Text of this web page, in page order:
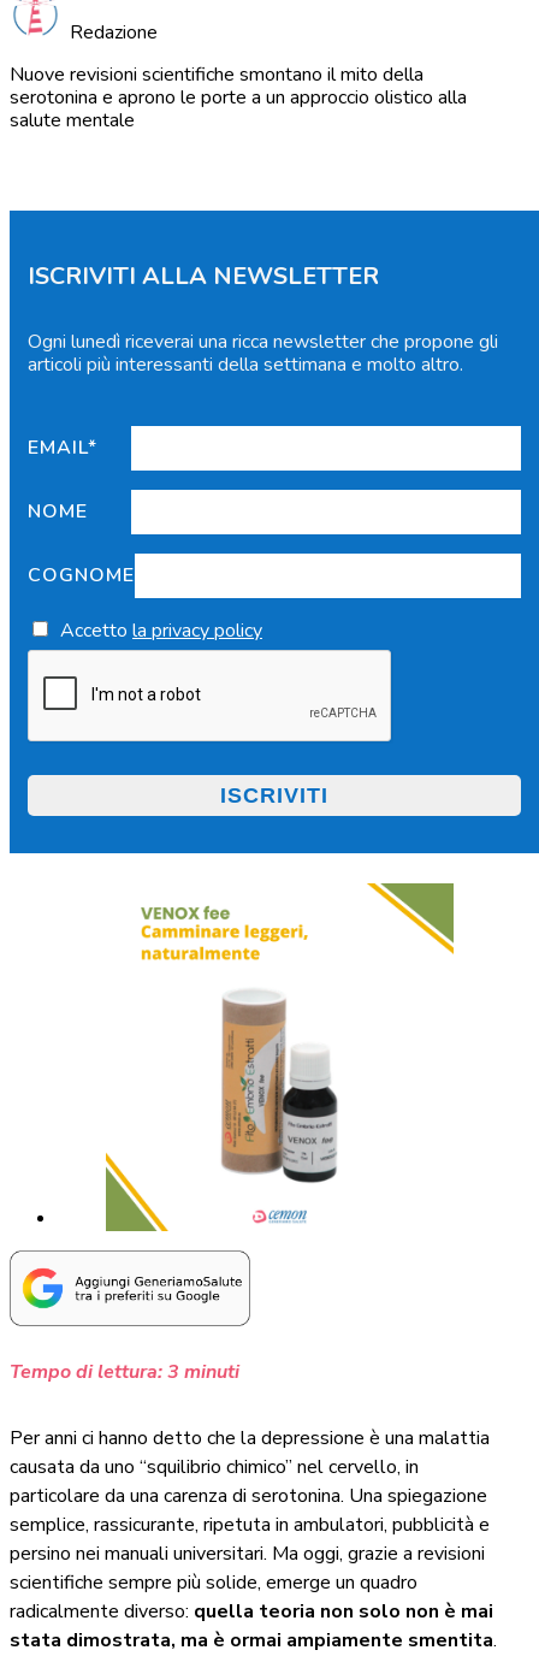
Redazione
Nuove revisioni scientifiche smontano il mito della
serotonina e aprono le porte a un approccio olistico alla
salute mentale
ISCRIVITI ALLA NEWSLETTER
Ogni lunedì riceverai una ricca newsletter che propone gli
articoli più interessanti della settimana e molto altro.
EMAIL*
NOME
COGNOME
Accetto la privacy policy
Tempo di lettura:3 minuti
Per anni ci hanno detto che la depressione è una malattia
causata da uno “squilibrio chimico” nel cervello, in
particolare da una carenza di serotonina. Una spiegazione
semplice, rassicurante, ripetuta in ambulatori, pubblicità e
persino nei manuali universitari. Ma oggi, grazie a revisioni
scientifiche sempre più solide, emerge un quadro
radicalmente diverso: quella teoria non solo non è mai
stata dimostrata, ma è ormai ampiamente smentita.